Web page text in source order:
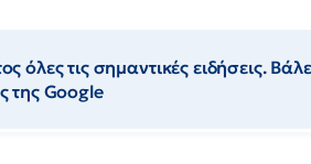
όλες τις σημαντικές ειδήσεις.
της Google